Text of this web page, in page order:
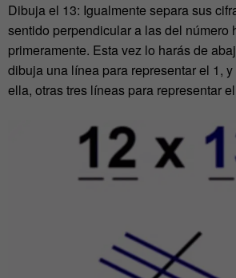
Dibuja el 13: Igualmente separa sus
sentido perpendicular a las del número
primeramente. Esta vez lo harás de
dibuja una línea para representar el 1,
ella, otras tres líneas para representar